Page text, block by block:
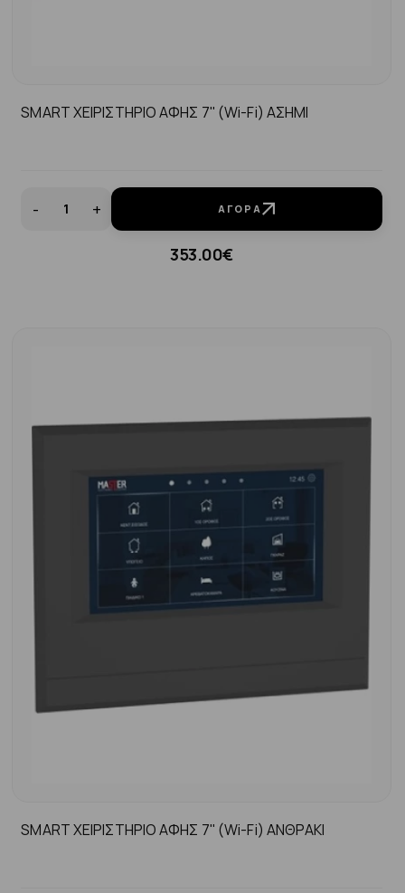
SMART ΧΕΙΡΙΣΤΗΡΙΟ ΑΦΗΣ 7'' (Wi-Fi) ΑΣΗΜΙ
- + ΑΓΟΡΆ
353.00€
SMART ΧΕΙΡΙΣΤΗΡΙΟ ΑΦΗΣ 7'' (Wi-Fi) ΑΝΘΡΑΚΙ